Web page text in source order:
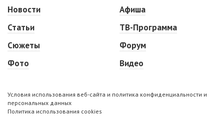
Новости
Статьи
Сюжеты
Фото
Афиша
ТВ-Программа
Форум
Видео
Условия использования веб-сайта и политика конфиденциальности и
персональных данных
Политика использования cookies